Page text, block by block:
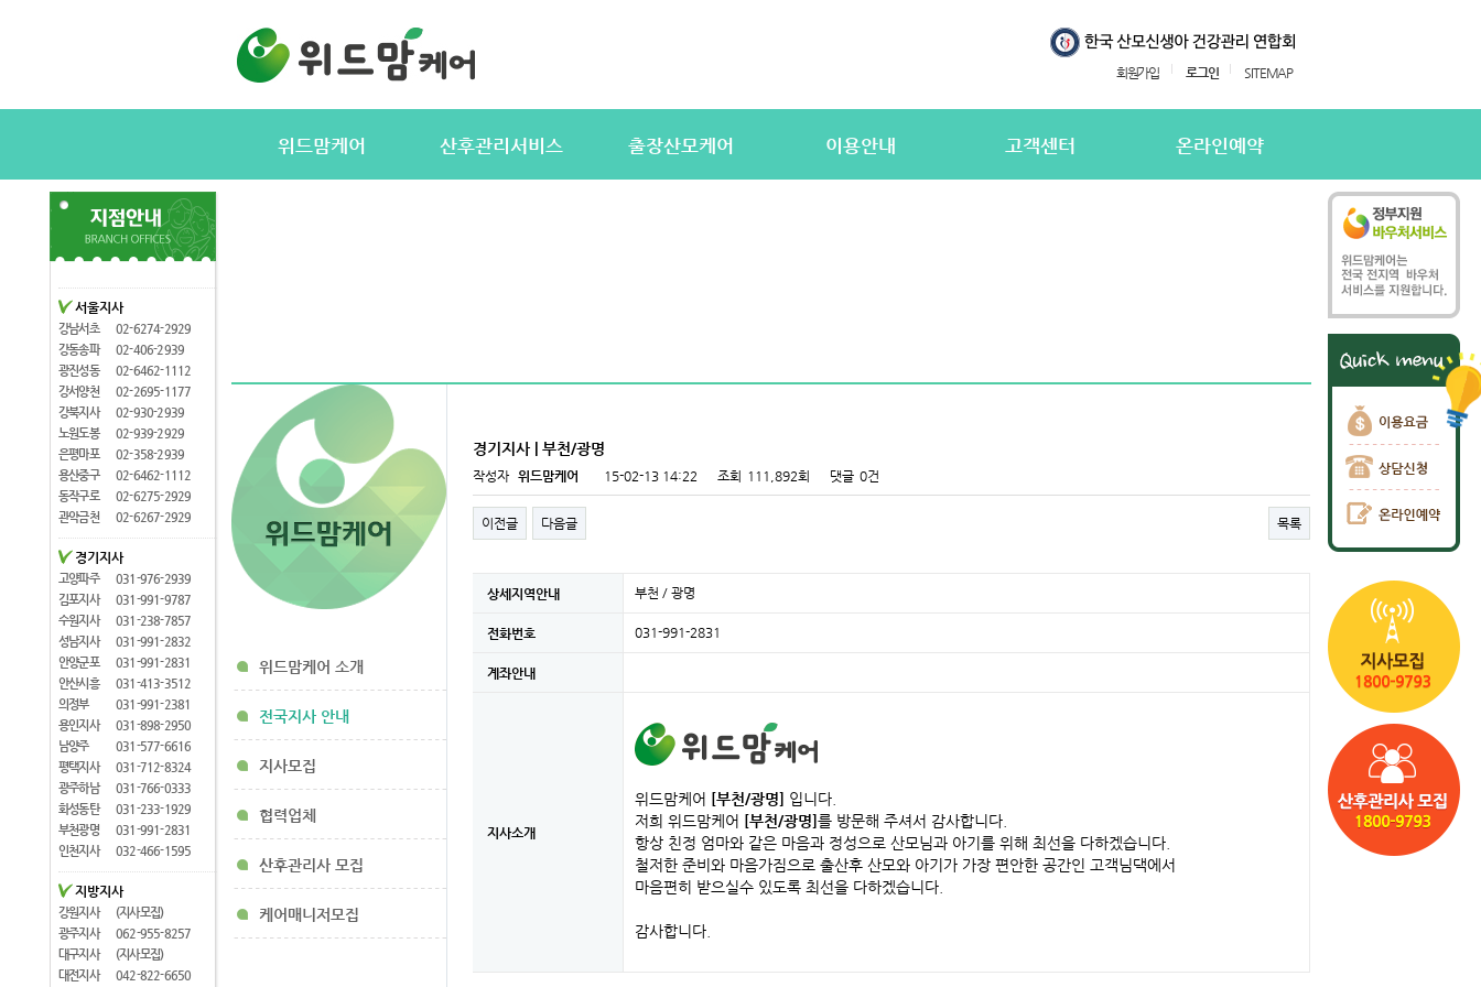
회원가입 로그인 SITEMAP
위드맘케어 산후관리서비스 출장산모케어 이용안내 고객센터 온라인예약
위드맘케어 소개
전국지사 안내
지사모집
협력업체
산후관리사 모집
케어매니저모집
서울지사
강남서초
02-6274-2929
강동송파
02-406-2939
광진성동
02-6462-1112
강서양천
02-2695-1177
강북지사
02-930-2939
노원도봉
02-939-2929
은평마포
02-358-2939
용산중구
02-6462-1112
동작구로
02-6275-2929
관악금천
02-6267-2929
경기지사
고양파주
031-976-2939
김포지사
031-991-9787
수원지사
031-238-7857
성남지사
031-991-2832
안양군포
031-991-2831
안산시흥
031-413-3512
의정부
031-991-2381
용인지사
031-898-2950
남양주
031-577-6616
평택지사
031-712-8324
광주하남
031-766-0333
화성동탄
031-233-1929
부천광명
031-991-2831
인천지사
032-466-1595
지방지사
강원지사
(지사모집)
광주지사
062-955-8257
대구지사
(지사모집)
대전지사
042-822-6650
경기지사 | 부천/광명
작성자 위드맘케어 15-02-13 14:22 조회 111,892회 댓글 0건
이전글 다음글 목록
상세지역안내 부천 / 광명
전화번호 031-991-2831
계좌안내
지사소개
위드맘케어 [부천/광명] 입니다.
저희 위드맘케어 [부천/광명]를 방문해 주셔서 감사합니다.
항상 친정 엄마와 같은 마음과 정성으로 산모님과 아기를 위해 최선을 다하겠습니다.
철저한 준비와 마음가짐으로 출산후 산모와 아기가 가장 편안한 공간인 고객님댁에서
마음편히 받으실수 있도록 최선을 다하겠습니다.
감사합니다.